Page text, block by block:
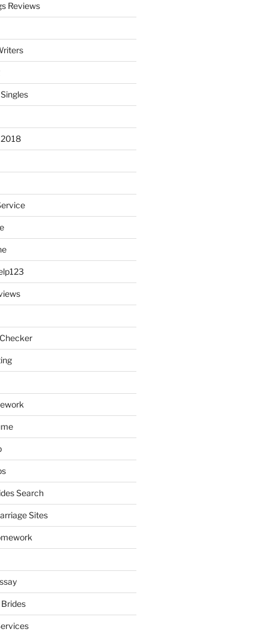
Reviews
Search
Sites